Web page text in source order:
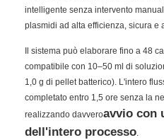
intelligente senza intervento
plasmidi ad alta efficienza, sicura e
Il sistema può elaborare fino a 48
compatibile con 10–50 ml di
1,0 g di pellet batterico). L'intero
completato entro 1,5 ore senza la
realizzando davveroavvio con
dell'intero processo